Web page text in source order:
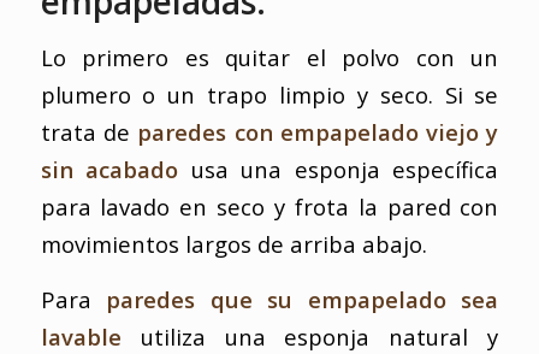
Lo primero es quitar el polvo con un
plumero o un trapo limpio y seco. Si se
trata de paredes con empapelado viejo y
sin acabado usa una esponja específica
para lavado en seco y frota la pared con
movimientos largos de arriba abajo.
Para paredes que su empapelado sea
lavable utiliza una esponja natural y